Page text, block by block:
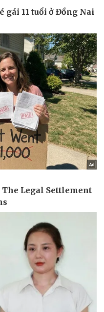
Thị trường
Giá vàng
Tiêu dùng
Tỷ giá
Chứng khoán
Giá cà phê